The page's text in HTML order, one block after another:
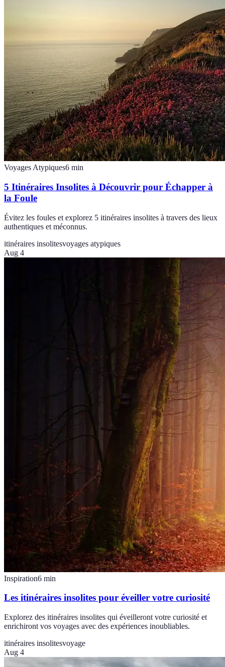
Voyages Atypiques6 min
5 Itinéraires Insolites à Découvrir pour Échapper à
la Foule
Évitez les foules et explorez 5 itinéraires insolites à travers des lieux
authentiques et méconnus.
itinéraires insolitesvoyages atypiques
Aug 4
Inspiration6 min
Les itinéraires insolites pour éveiller votre curiosité
Explorez des itinéraires insolites qui éveilleront votre curiosité et
enrichiront vos voyages avec des expériences inoubliables.
itinéraires insolitesvoyage
Aug 4